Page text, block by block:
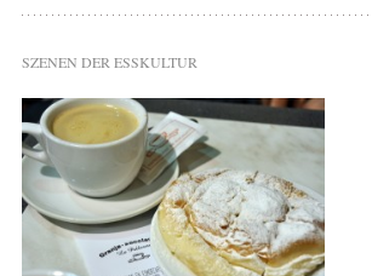
SZENEN DER ESSKULTUR